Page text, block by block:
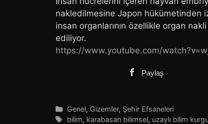
nakledilmesine Japon hükümetinden
insan organlarının özellikle organ
ediliyor.
https://www.youtube.com/
Paylaş
Kategoriler
Genel, Gizemler, Şehir Efsaneleri
Etiketler
bilim, karabasan bilimsel, uzaylı bilim